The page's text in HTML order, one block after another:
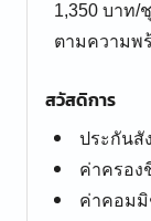
1,350 บาท/
ตามความพ
สวัสดิการ
ประกันสั
ค่าครอง
ค่าคอม